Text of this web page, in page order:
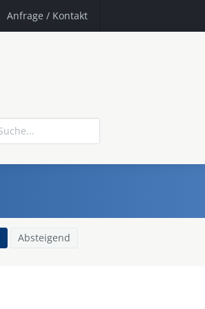
Anfrage / Kontakt
Absteigend